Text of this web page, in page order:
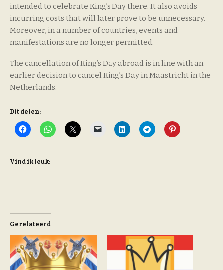
intended to celebrate King’s Day there. It also avoids
incurring costs that will later prove to be unnecessary.
Moreover, in a number of countries, events and
manifestations are no longer permitted.
The cancellation of King’s Day abroad is in line with an
earlier decision to cancel King’s Day in Maastricht in the
Netherlands.
Dit delen:
Vind ik leuk:
Gerelateerd